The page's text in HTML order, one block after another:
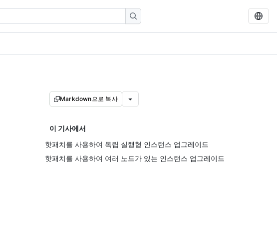
Markdown으로 복사
이 기사에서
핫패치를 사용하여 독립 실행형 인스턴스 업그레이드
핫패치를 사용하여 여러 노드가 있는 인스턴스 업그레이드